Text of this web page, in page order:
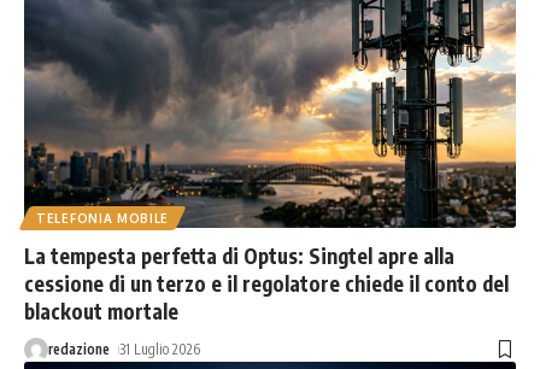
TELEFONIA MOBILE
La tempesta perfetta di Optus: Singtel apre alla
cessione di un terzo e il regolatore chiede il conto del
blackout mortale
redazione 31 Luglio 2026